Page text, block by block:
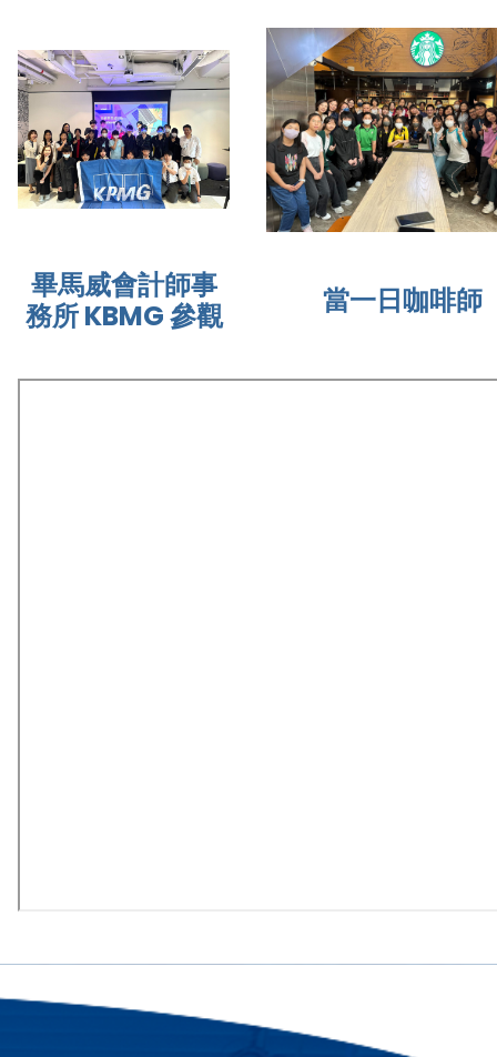
畢馬威會計師事
務所 KBMG 參觀
當一日咖啡師